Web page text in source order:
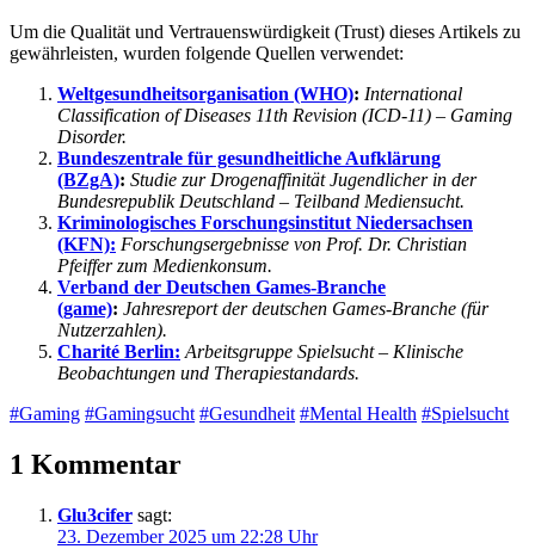
Um die Qualität und Vertrauenswürdigkeit (Trust) dieses Artikels zu
gewährleisten, wurden folgende Quellen verwendet:
Weltgesundheitsorganisation (WHO): International
Classification of Diseases 11th Revision (ICD-11) – Gaming
Disorder.
Bundeszentrale für gesundheitliche Aufklärung
(BZgA): Studie zur Drogenaffinität Jugendlicher in der
Bundesrepublik Deutschland – Teilband Mediensucht.
Kriminologisches Forschungsinstitut Niedersachsen
(KFN): Forschungsergebnisse von Prof. Dr. Christian
Pfeiffer zum Medienkonsum.
Verband der Deutschen Games-Branche
(game): Jahresreport der deutschen Games-Branche (für
Nutzerzahlen).
Charité Berlin: Arbeitsgruppe Spielsucht – Klinische
Beobachtungen und Therapiestandards.
#Gaming #Gamingsucht #Gesundheit #Mental Health #Spielsucht
1 Kommentar
Glu3cifer sagt:
23. Dezember 2025 um 22:28 Uhr